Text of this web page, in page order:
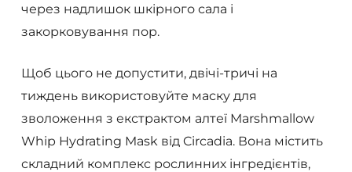
через надлишок шкірного сала і
закорковування пор.
Щоб цього не допустити, двічі-тричі на
тиждень використовуйте маску для
зволоження з екстрактом алтеї Marshmallow
Whip Hydrating Mask від Circadia. Вона містить
складний комплекс рослинних інгредієнтів,